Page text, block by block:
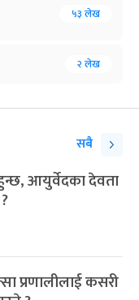
५३ लेख
२ लेख
सबै
आयुर्वेदका देवता
प्रणालीलाई कसरी